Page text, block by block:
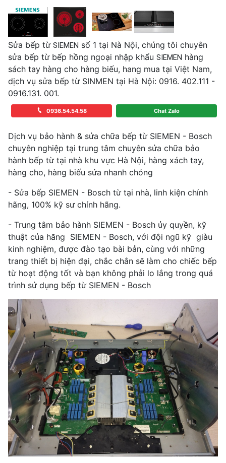
Sửa bếp từ SIEMEN số 1 tại Nà Nội, chúng tôi chuyên
sửa bếp từ bếp hồng ngoại nhập khẩu SIEMEN hàng
sách tay hàng cho hàng biếu, hang mua tại Việt Nam,
dịch vụ sửa bếp từ SINMEN tại Hà Nội: 0916. 402.111 -
0916.131. 001.
Chat Zalo
0936.54.54.58
Dịch vụ bảo hành & sửa chữa bếp từ SIEMEN - Bosch
chuyên nghiệp tại trung tâm chuyên sửa chữa bảo
hành bếp từ tại nhà khu vực Hà Nội, hàng xách tay,
hàng cho, hàng biếu sửa nhanh chóng
- Sửa bếp SIEMEN - Bosch từ tại nhà, linh kiện chính
hãng, 100% kỹ sư chính hãng.
- Trung tâm bảo hành SIEMEN - Bosch ủy quyền, kỹ
thuật của hãng SIEMEN - Bosch, với đội ngũ kỹ giàu
kinh nghiệm, được đào tạo bài bản, cùng với những
trang thiết bị hiện đại, chắc chắn sẽ làm cho chiếc bếp
từ hoạt động tốt và bạn không phải lo lắng trong quá
trình sử dụng bếp từ SIEMEN - Bosch